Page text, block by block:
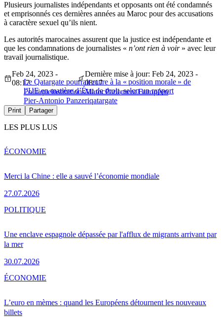
Plusieurs journalistes indépendants et opposants ont été condamnés
et emprisonnés ces dernières années au Maroc pour des accusations
à caractère sexuel qu’ils nient.
Les autorités marocaines assurent que la justice est indépendante et
que les condamnations de journalistes « n’ont rien à voir » avec leur
travail journalistique.
Le Qatargate pourrait nuire à la « position morale » de
l’UE en matière d’État de droit, selon un rapport
Feb 24, 2023 -
08:17
Dernière mise à jour: Feb 24, 2023 -
08:17
PolitiqueinstitutionsMarocParlement Européen
Pier-Antonio Panzeriqatargate
Print Partager
LES PLUS LUS
Merci la Chine : elle a sauvé l’économie mondiale
27.07.2026
ÉCONOMIE
Une enclave espagnole dépassée par l'afflux de migrants arrivant par
la mer
30.07.2026
POLITIQUE
L’euro en mèmes : quand les Européens détournent les nouveaux
billets
ÉCONOMIE